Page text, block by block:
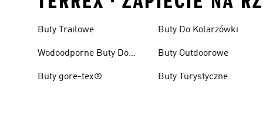
Buty Trailowe
Wodoodporne Buty Do
Buty gore-tex®
Buty Do Kolarzówki
Buty Outdoorowe
Buty Turystyczne